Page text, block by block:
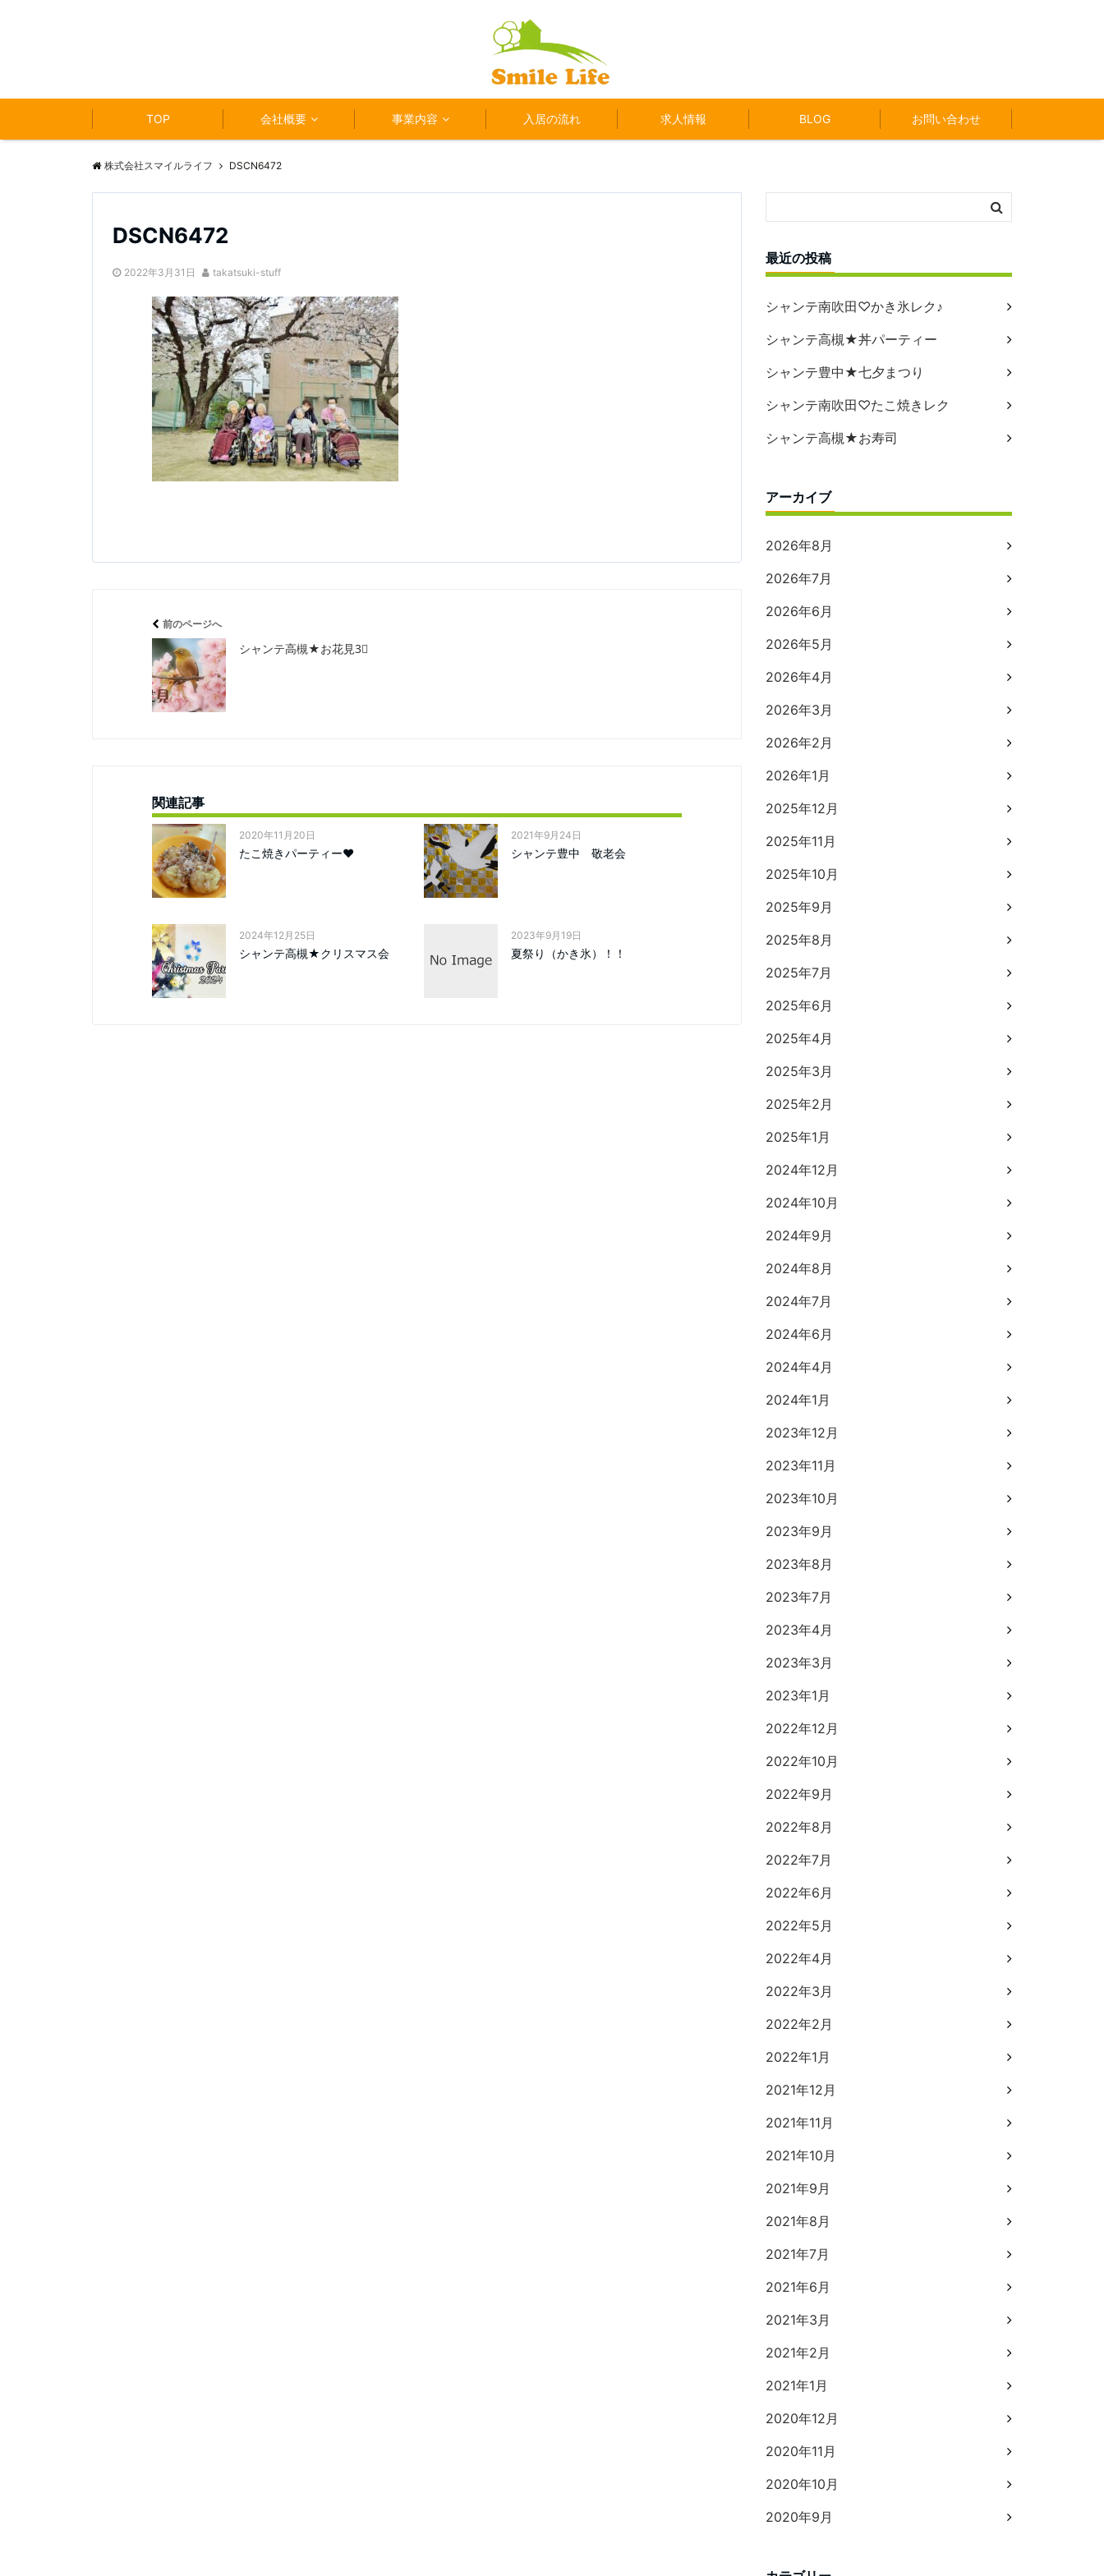
TOP 会社概要 事業内容 入居の流れ 求人情報 BLOG お問い合わせ
株式会社スマイルライフ DSCN6472
DSCN6472
2022年3月31日 takatsuki-stuff
前のページへ
シャンテ高槻★お花見3⃣
関連記事
2020年11月20日
たこ焼きパーティー❤
2021年9月24日
シャンテ豊中 敬老会
2024年12月25日
シャンテ高槻★クリスマス会
2023年9月19日
夏祭り（かき氷）！！
最近の投稿
シャンテ南吹田♡かき氷レク♪
シャンテ高槻★丼パーティー
シャンテ豊中★七夕まつり
シャンテ南吹田♡たこ焼きレク
シャンテ高槻★お寿司
アーカイブ
2026年8月
2026年7月
2026年6月
2026年5月
2026年4月
2026年3月
2026年2月
2026年1月
2025年12月
2025年11月
2025年10月
2025年9月
2025年8月
2025年7月
2025年6月
2025年4月
2025年3月
2025年2月
2025年1月
2024年12月
2024年10月
2024年9月
2024年8月
2024年7月
2024年6月
2024年4月
2024年1月
2023年12月
2023年11月
2023年10月
2023年9月
2023年8月
2023年7月
2023年4月
2023年3月
2023年1月
2022年12月
2022年10月
2022年9月
2022年8月
2022年7月
2022年6月
2022年5月
2022年4月
2022年3月
2022年2月
2022年1月
2021年12月
2021年11月
2021年10月
2021年9月
2021年8月
2021年7月
2021年6月
2021年3月
2021年2月
2021年1月
2020年12月
2020年11月
2020年10月
2020年9月